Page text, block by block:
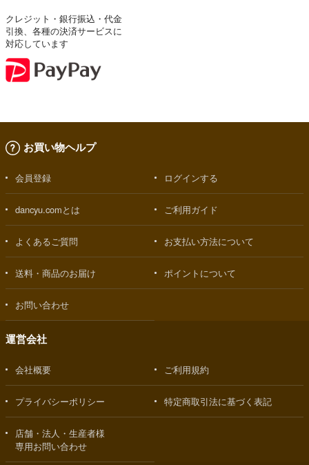
クレジット・銀行振込・代金
引換、各種の決済サービスに
対応しています
お買い物ヘルプ
会員登録 ログインする
dancyu.comとは ご利用ガイド
よくあるご質問 お支払い方法について
送料・商品のお届け ポイントについて
お問い合わせ
運営会社
会社概要 ご利用規約
プライバシーポリシー 特定商取引法に基づく表記
店舗・法人・生産者様
専用お問い合わせ